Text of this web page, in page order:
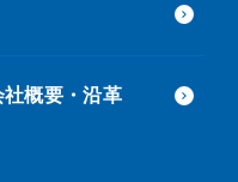
社概要・沿革